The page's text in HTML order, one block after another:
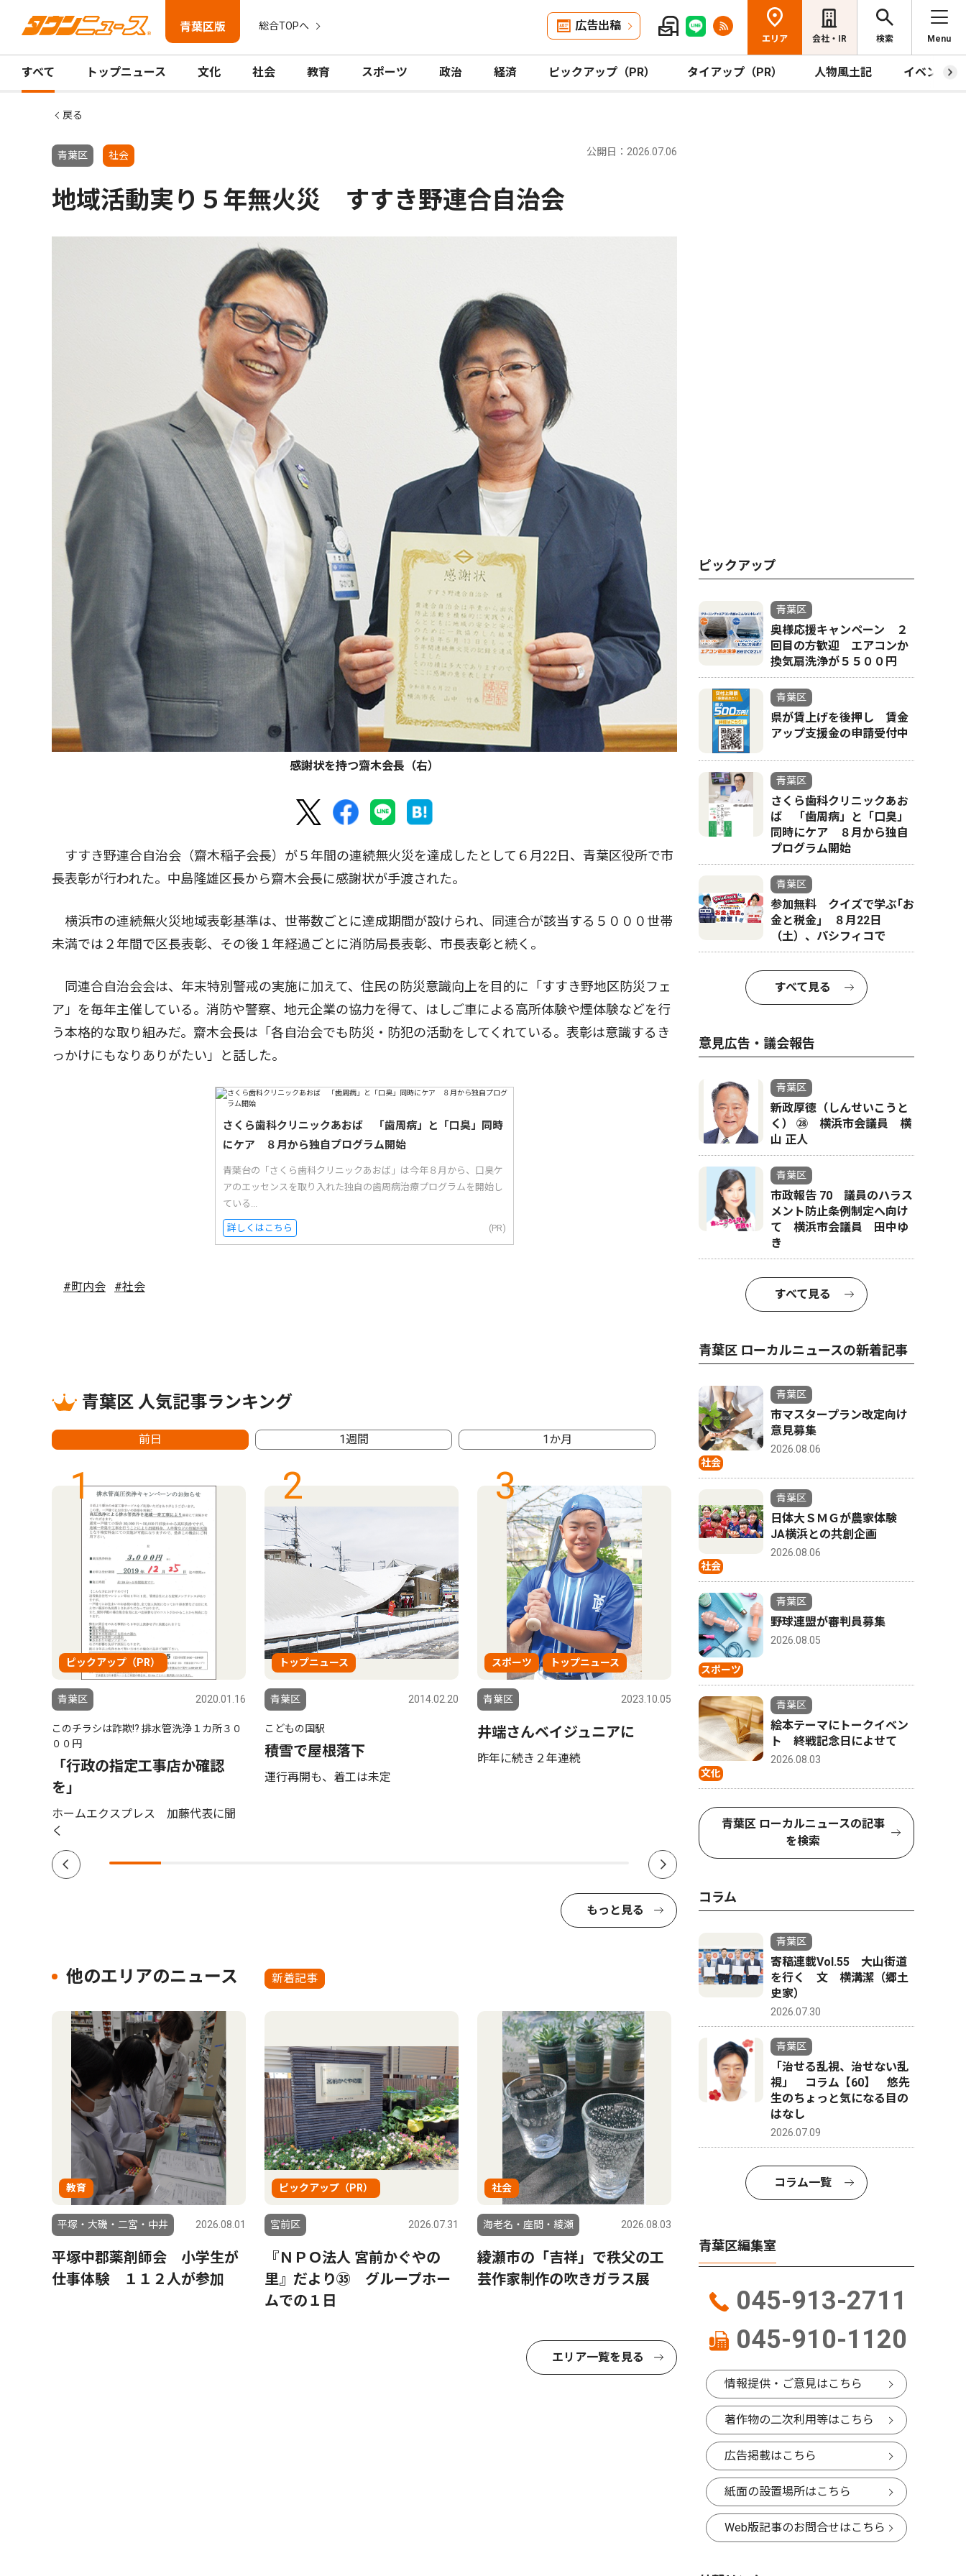
青葉区版 総合TOPへ 広告出稿
エリア 会社・IR 検索 Menu
すべて トップニュース 文化 社会 教育 スポーツ 政治 経済 ピックアップ（PR） タイアップ（PR） 人物風土記 イベント
戻る
青葉区 社会 公開日：2026.07.06
地域活動実り５年無火災 すすき野連合自治会
感謝状を持つ齋木会長（右）
すすき野連合自治会（齋木稲子会長）が５年間の連続無火災を達成したとして６月22日、青葉区役所で市
長表彰が行われた。中島隆雄区長から齋木会長に感謝状が手渡された。
横浜市の連続無火災地域表彰基準は、世帯数ごとに達成期間が設けられ、同連合が該当する５０００世帯
未満では２年間で区長表彰、その後１年経過ごとに消防局長表彰、市長表彰と続く。
同連合自治会会は、年末特別警戒の実施に加えて、住民の防災意識向上を目的に「すすき野地区防災フェ
ア」を毎年主催している。消防や警察、地元企業の協力を得て、はしご車による高所体験や煙体験などを行
う本格的な取り組みだ。齋木会長は「各自治会でも防災・防犯の活動をしてくれている。表彰は意識するき
っかけにもなりありがたい」と話した。
さくら歯科クリニックあおば 「歯周病」と「口臭」同時
にケア ８月から独自プログラム開始
青葉台の「さくら歯科クリニックあおば」は今年８月から、口臭ケ
アのエッセンスを取り入れた独自の歯周病治療プログラムを開始し
ている...
詳しくはこちら (PR)
#町内会 #社会
青葉区 人気記事ランキング
前日 1週間 1か月
1
ピックアップ（PR）
青葉区 2020.01.16
このチラシは詐欺!? 排水管洗浄１カ所３０
００円
「行政の指定工事店か確認
を」
ホームエクスプレス 加藤代表に聞
く
2
トップニュース
青葉区 2014.02.20
こどもの国駅
積雪で屋根落下
運行再開も、着工は未定
3
スポーツ トップニュース
青葉区 2023.10.05
井端さんベイジュニアに
昨年に続き２年連続
4
社会
青葉区
山中市長、パワハラ認定受け
告発職員に直接謝罪 「初め
て人権の意味を理解できた」
田奈高校
もっと見る
他のエリアのニュース 新着記事
教育
平塚・大磯・二宮・中井 2026.08.01
平塚中郡薬剤師会 小学生が
仕事体験 １１２人が参加
ピックアップ（PR）
宮前区 2026.07.31
『ＮＰＯ法人 宮前かぐやの
里』だより㉟ グループホー
ムでの１日
社会
海老名・座間・綾瀬 2026.08.03
綾瀬市の「吉祥」で秩父の工
芸作家制作の吹きガラス展
エリア一覧を見る
ピックアップ
青葉区
奥様応援キャンペーン ２
回目の方歓迎 エアコンか
換気扇洗浄が５５００円
青葉区
県が賃上げを後押し 賃金
アップ支援金の申請受付中
青葉区
さくら歯科クリニックあお
ば 「歯周病」と「口臭」
同時にケア ８月から独自
プログラム開始
青葉区
参加無料 クイズで学ぶ｢お
金と税金｣ ８月22日
（土）、パシフィコで
すべて見る
意見広告・議会報告
青葉区
新政厚徳（しんせいこうと
く） ㉘ 横浜市会議員 横
山 正人
青葉区
市政報告 70 議員のハラス
メント防止条例制定へ向け
て 横浜市会議員 田中ゆ
き
すべて見る
青葉区 ローカルニュースの新着記事
社会
青葉区
市マスタープラン改定向け
意見募集
2026.08.06
社会
青葉区
日体大ＳＭＧが農家体験
JA横浜との共創企画
2026.08.06
スポーツ
青葉区
野球連盟が審判員募集
2026.08.05
文化
青葉区
絵本テーマにトークイベン
ト 終戦記念日によせて
2026.08.03
青葉区 ローカルニュースの記事
を検索
コラム
青葉区
寄稿連載Vol.55 大山街道
を行く 文 横溝潔（郷土
史家）
2026.07.30
青葉区
「治せる乱視、治せない乱
視」 コラム【60】 悠先
生のちょっと気になる目の
はなし
2026.07.09
コラム一覧
青葉区編集室
045-913-2711
045-910-1120
情報提供・ご意見はこちら
著作物の二次利用等はこちら
広告掲載はこちら
紙面の設置場所はこちら
Web版記事のお問合せはこちら